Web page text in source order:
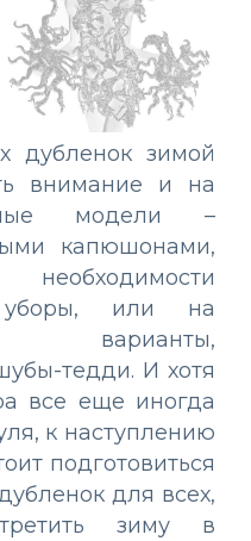
дубленок зимой
внимание и на
модели –
капюшонами,
уборы, или на
варианты,
тедди. И хотя
все еще иногда
к наступлению
подготовиться
для всех,
зиму в